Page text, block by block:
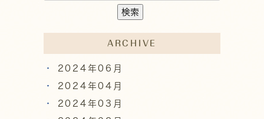
ARCHIVE
2024年06月
2024年04月
2024年03月